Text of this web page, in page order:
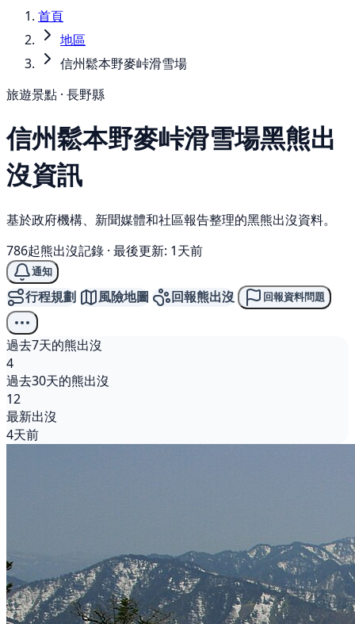
首頁
地區
信州鬆本野麥峠滑雪場
旅遊景點 · 長野縣
信州鬆本野麥峠滑雪場黑熊出
沒資訊
基於政府機構、新聞媒體和社區報告整理的黑熊出沒資料。
786起熊出沒記錄 · 最後更新: 1天前
通知
行程規劃 風險地圖 回報熊出沒 回報資料問題
過去7天的熊出沒
4
過去30天的熊出沒
12
最新出沒
4天前